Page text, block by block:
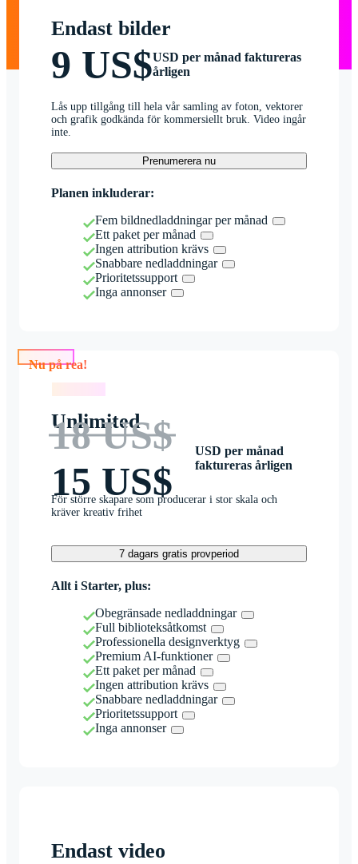
Endast bilder
9 US$USD per månad faktureras
årligen
Lås upp tillgång till hela vår samling av foton, vektorer
och grafik godkända för kommersiellt bruk. Video ingår
inte.
Prenumerera nu
Planen inkluderar:
Fem bildnedladdningar per månad
Ett paket per månad
Ingen attribution krävs
Snabbare nedladdningar
Prioritetssupport
Inga annonser
Nu på rea!
Unlimited
18 US$
15 US$
USD per månad
faktureras årligen
För större skapare som producerar i stor skala och
kräver kreativ frihet
7 dagars gratis provperiod
Allt i Starter, plus:
Obegränsade nedladdningar
Full biblioteksåtkomst
Professionella designverktyg
Premium AI-funktioner
Ett paket per månad
Ingen attribution krävs
Snabbare nedladdningar
Prioritetssupport
Inga annonser
Endast video